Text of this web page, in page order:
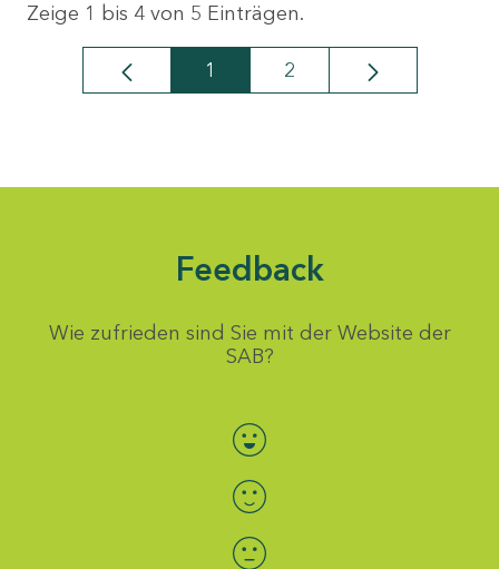
Zeige 1 bis 4 von 5 Einträgen.
Seite
1 Seite
2
Feedback
Wie zufrieden sind Sie mit der Website der
SAB?
Bewertung auswählen